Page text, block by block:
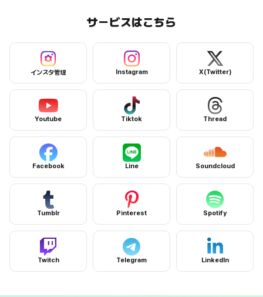
サービスはこちら
インスタ管理サービスページへ
インスタ管理
Instagramサービスページへ
Instagram
X(Twitter)サー
X(Twitter)
Youtubeサービスページへ
Youtube
Tiktokサービスページへ
Tiktok
Threadサービ
Thread
Facebookサービスページへ
Facebook
Lineサービスページへ
Line Soundcloud
Tumblrサービスページへ
Tumblr
Pinterestサービスページへ
Pinterest
Spotifyサービス
Spotify
Twitchサービスページへ
Twitch
Telegramサービスページへ
Telegram
LinkedInサービ
LinkedIn